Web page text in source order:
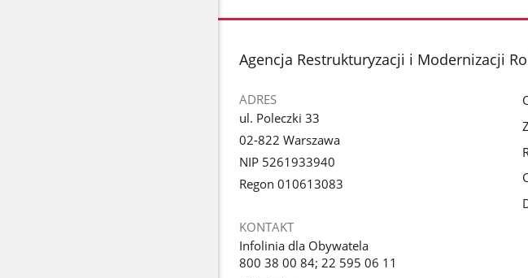
stopka
Agencja Restrukturyzacji i Modernizacji
ADRES
ul. Poleczki 33
02-822 Warszawa
NIP 5261933940
Regon 010613083
KONTAKT
Infolinia dla Obywatela
800 38 00 84; 22 595 06 11